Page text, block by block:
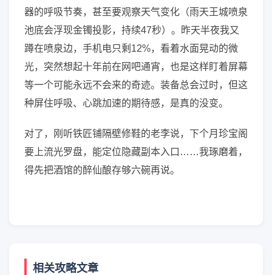
器的呼吸节奏，甚至要观察天气变化（雨天王城喷泉
池底会浮现金镯投影，持续47秒）。昨天半夜我又
蹲在喷泉边，手机电只剩12%，看着水面晃动的微
光，突然想起十年前在网吧通宵，也是这样盯着屏幕
等一个可能永远不会来的奇迹。装备总会过时，但这
种屏住呼吸、心跳加速的期待感，是真的没变。
对了，刚听铁匠铺隔壁修鞋的老李说，下个月珍宝阁
要上流光罗盘，能定位隐藏副本入口……我琢磨着，
得先把酒馆的醉仙酿存够六碗再说。
相关攻略文章